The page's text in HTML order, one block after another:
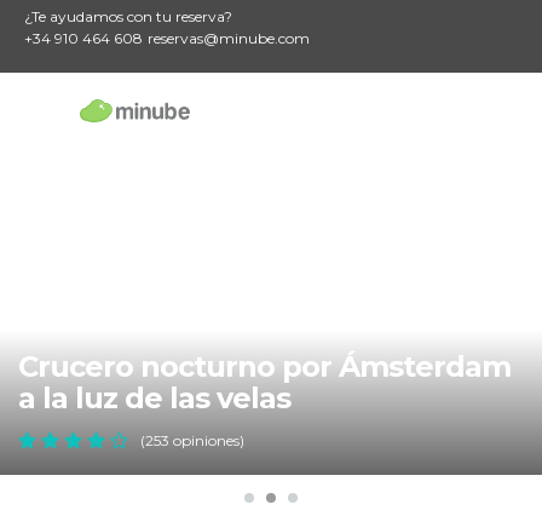
¿Te ayudamos con tu reserva?
+34 910 464 608 reservas@minube.com
Crucero nocturno por Ámsterdam
a la luz de las velas
(253 opiniones)